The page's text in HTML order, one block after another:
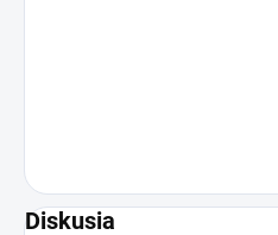
Diskusia